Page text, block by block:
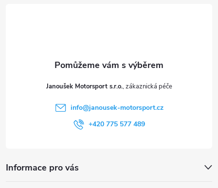
Janoušek Motorsport s.r.o.
info@janousek-motorsport.cz
+420 775 577 489
Informace pro vás